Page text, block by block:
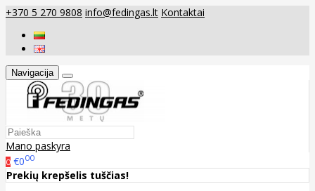
+370 5 270 9808 info@fedingas.lt Kontaktai
Navigacija
Mano paskyra
0 €000
Prekių krepšelis tuščias!